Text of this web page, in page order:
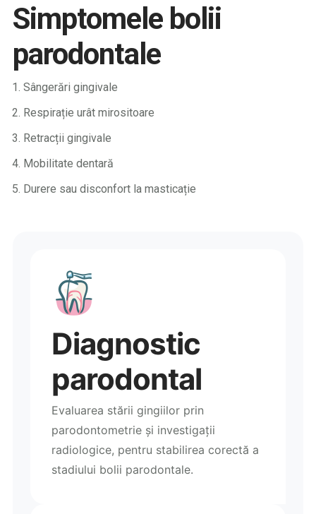
Simptomele bolii
parodontale
Sângerări gingivale
Respirație urât mirositoare
Retracții gingivale
Mobilitate dentară
Durere sau disconfort la masticație
Diagnostic
parodontal
Evaluarea stării gingiilor prin
parodontometrie și investigații
radiologice, pentru stabilirea corectă a
stadiului bolii parodontale.